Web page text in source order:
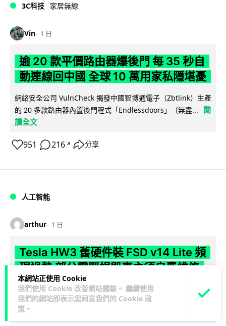
本網站正使用 Cookie
我們使用 Cookie 改善網站體驗。 繼續使用
我們的網站即表示您同意我們的 Cookie 政
策 。
3C科技 家居無線
Vin 1 日
逾 20 款平價路由器爆後門 每 35 秒自
動連線回中國 全球 10 萬用家私隱堪憂
網絡安全公司 VulnCheck 揭發中國智博通電子（Zbtlink）生產
的 20 多款路由器內置後門程式「Endlessdoors」（無盡...
閱
讀全文
951 216 ↗ 分享
人工智能
arthur 1 日
Tesla HW3 舊硬件裝 FSD v14 Lite 頻
現過熱 部分電腦損毀車主須自費維修
Tesla 向 HW3 舊車款推送 FSD v14 Lite 系統，引發大量車主反
映自動駕駛電腦嚴重過熱，部分更觸發高溫保護甚至直接燒
毀，須...